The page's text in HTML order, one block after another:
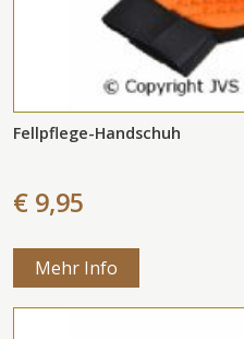
Fellpflege-Handschuh
€ 9,95
Mehr Info